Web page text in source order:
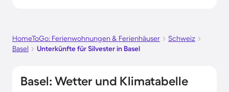
HomeToGo: Ferienwohnungen & Ferienhäuser
Schweiz
Basel
Unterkünfte für Silvester in Basel
Basel: Wetter und Klimatabelle